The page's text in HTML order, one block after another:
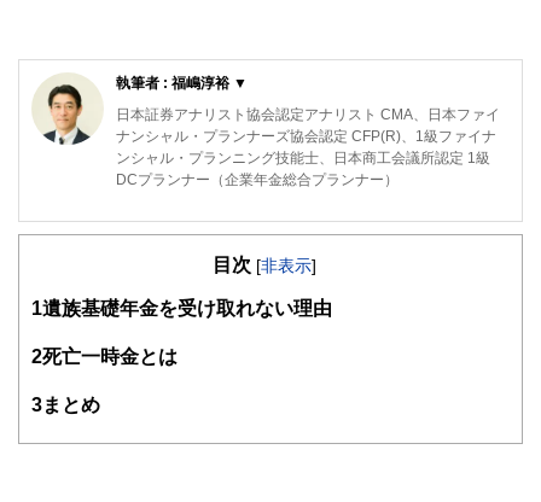
執筆者 : 福嶋淳裕 ▼
日本証券アナリスト協会認定アナリスト CMA、日本ファイ
ナンシャル・プランナーズ協会認定 CFP(R)、1級ファイナ
ンシャル・プランニング技能士、日本商工会議所認定 1級
DCプランナー（企業年金総合プランナー）
リタイアメントプランニング、老後資金形成を得意分野とし
金基金、ライフプランセミナー、DC継続教育の実務経験も
目次 [非表示]
1遺族基礎年金を受け取れない理由
2死亡一時金とは
3まとめ